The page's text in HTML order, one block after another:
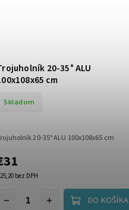
20-35° ALU
cm
Skladom
bez DPH
DO KOŠÍKA
20-35° ALU 100x108x65 cm